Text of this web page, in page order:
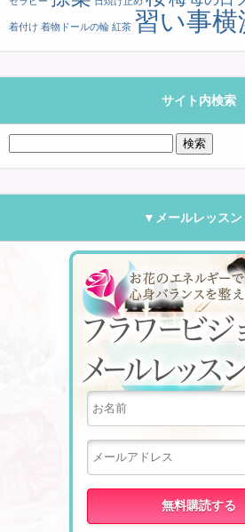
着付け 着物ドールの輪 紅茶 習い事横
サイト内検索
▼メールレッス